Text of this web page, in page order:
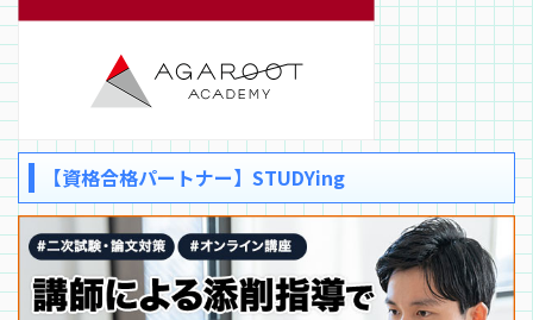
【資格合格パートナー】STUDYing